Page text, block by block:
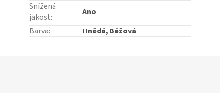
Snížená
jakost:
Ano
Barva: Hnědá, Béžová